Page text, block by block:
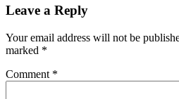
Leave a Reply
Your email address will not be
marked *
Comment *